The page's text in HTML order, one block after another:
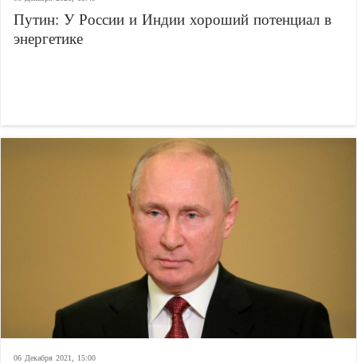
Путин: У России и Индии хороший потенциал в
энергетике
06 Декабря 2021, 15:00